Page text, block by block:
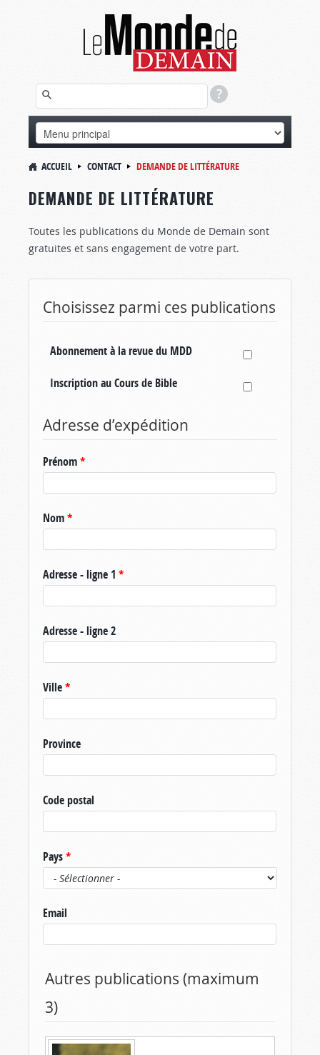
ACCUEIL CONTACT DEMANDE DE LITTÉRATURE
DEMANDE DE LITTÉRATURE
Toutes les publications du Monde de Demain sont
gratuites et sans engagement de votre part.
Choisissez parmi ces publications
Abonnement à la revue du MDD
Inscription au Cours de Bible
Adresse d’expédition
Prénom*
Nom*
Adresse - ligne 1 *
Adresse - ligne 2
Ville*
Province
Code postal
Pays*
Email
Autres publications (maximum
3)